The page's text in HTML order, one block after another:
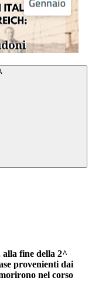
fine della 2^
provenienti dai
nel corso